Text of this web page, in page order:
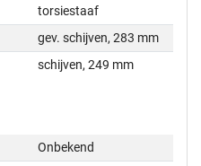
torsiestaaf
gev. schijven, 283 mm
schijven, 249 mm
Onbekend